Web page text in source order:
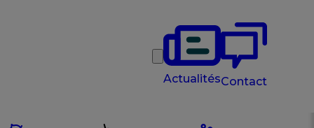
Rechercher
ActualitésContact